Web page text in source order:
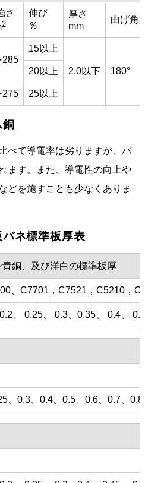
さ
2
伸び
％
厚さ
mm
曲げ角
285
15以上
2.0以下 180°
20以上
275 25以上
銅
べて導電率は劣りますが、バ
ます。また、導電性の向上や
どを施すことも少なくありま
ネ標準板厚表
銅、及び洋白の標準板厚
、C7701，C7521，C5210，
、 0.25、 0.3、0.35、 0.4、
、0.3、0.4、0.5、0.6、0.7、